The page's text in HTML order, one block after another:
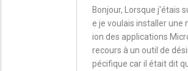
Bonjour, Lorsque j'étais
e je voulais installer une
ion des applications
recours à un outil de
pécifique car il était dit